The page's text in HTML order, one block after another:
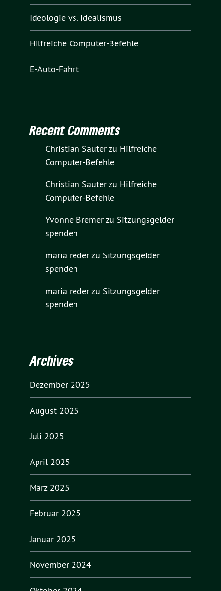
Ideologie vs. Idealismus
Hilfreiche Computer-Befehle
E-Auto-Fahrt
Recent Comments
Christian Sauterzu Hilfreiche
Computer-Befehle
Christian Sauterzu Hilfreiche
Computer-Befehle
Yvonne Bremerzu Sitzungsgelder
spenden
maria rederzu Sitzungsgelder
spenden
maria rederzu Sitzungsgelder
spenden
Archives
Dezember 2025
August 2025
Juli 2025
April 2025
März 2025
Februar 2025
Januar 2025
November 2024